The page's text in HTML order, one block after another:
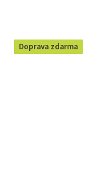
Doprava zdarma